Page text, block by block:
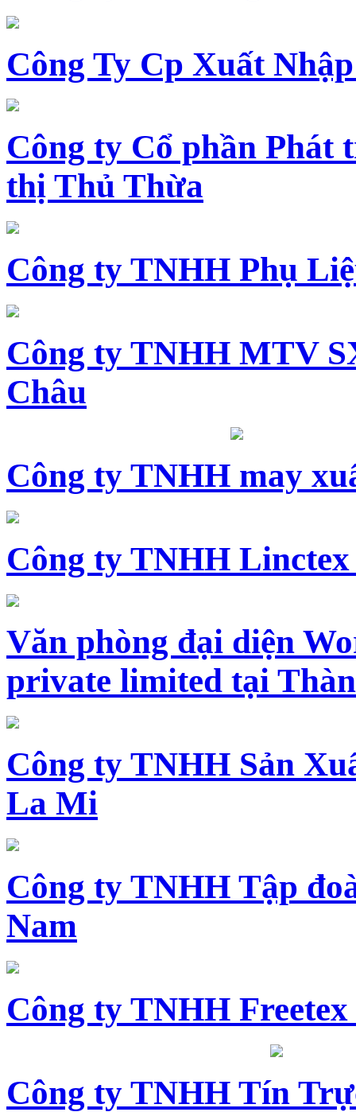
Công Ty Cp Xuất
Công ty Cổ phần Phát
thị Thủ Thừa
Công ty TNHH Phụ
Công ty TNHH MTV
Châu
Công ty TNHH may
Công ty TNHH Linctex
Văn phòng đại diện
private limited tại
Công ty TNHH Sản
La Mi
Công ty TNHH Tập
Nam
Công ty TNHH
Công ty TNHH Tín